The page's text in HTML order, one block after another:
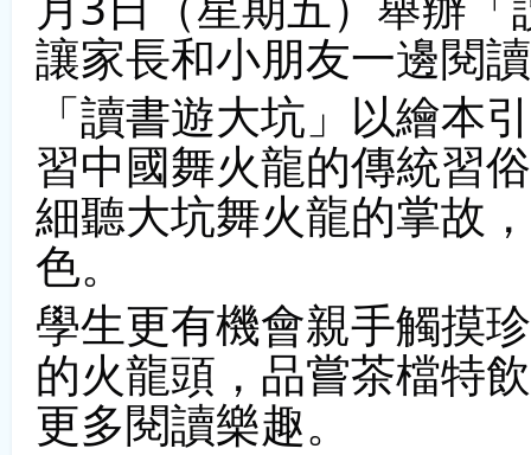
讓家長和小朋友一邊閱
「讀書遊大坑」以繪本
習中國舞火龍的傳統習
細聽大坑舞火龍的掌故
色。
學生更有機會親手觸摸
的火龍頭，品嘗茶檔特
更多閱讀樂趣。